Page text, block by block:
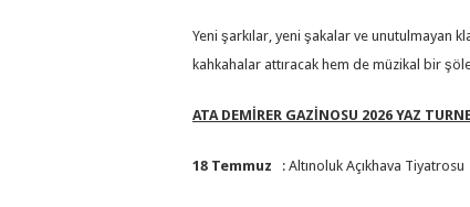
Yeni şarkılar, yeni şakalar ve unutulmayan
kahkahalar attıracak hem de müzikal bir
ATA DEMİRER GAZİNOSU 2026 YAZ
18 Temmuz : Altınoluk Açıkhava Tiyatrosu